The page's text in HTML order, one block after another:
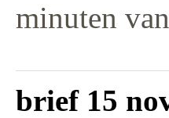
minuten
brief 15